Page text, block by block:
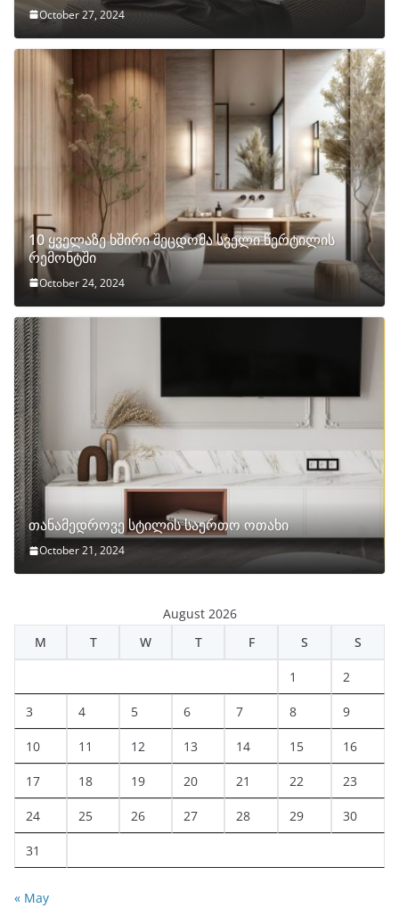
October 27, 2024
10 ყველაზე ხშირი შეცდომა სველი წერტილის
რემონტში
October 24, 2024
თანამედროვე სტილის საერთო ოთახი
October 21, 2024
August 2026
M
T W T F S S
1 2
3 4 5 6 7 8 9
10 11 12 13 14 15 16
17 18 19 20 21 22 23
24 25 26 27 28 29 30
31
« May